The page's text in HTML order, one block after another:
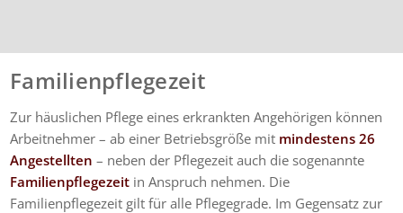
Familienpflegezeit
Zur häuslichen Pflege eines erkrankten Angehörigen können
Arbeitnehmer – ab einer Betriebsgröße mit mindestens 26
Angestellten – neben der Pflegezeit auch die sogenannte
Familienpflegezeit in Anspruch nehmen. Die
Familienpflegezeit gilt für alle Pflegegrade. Im Gegensatz zur